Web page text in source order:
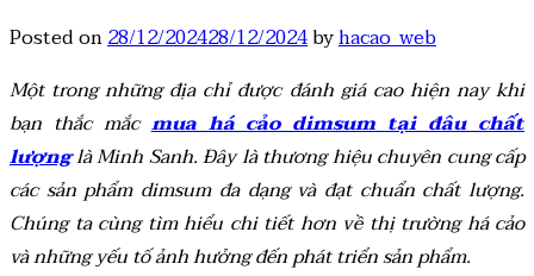
Posted on28/12/202428/12/2024byhacao_web
Một trong những địa chỉ được đánh giá cao hiện nay khi
bạn thắc mắcmua há cảo dimsum tại đâu chất
lượnglà Minh Sanh. Đây là thương hiệu chuyên cung cấp
các sản phẩm dimsum đa dạng và đạt chuẩn chất lượng.
Chúng ta cùng tìm hiểu chi tiết hơn về thị trường há cảo
và những yếu tố ảnh hưởng đến phát triển sản phẩm.